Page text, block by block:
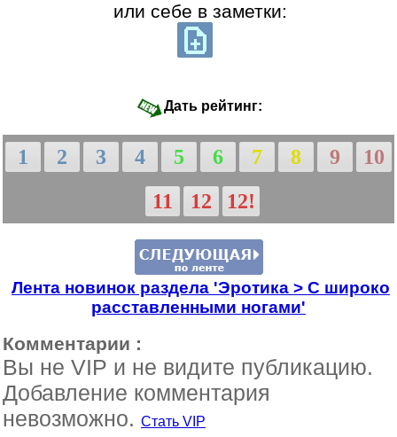
или себе в заметки:
Дать рейтинг:
1 2 3 4 5 6 7 8 9
10
11
12 12!
Лента новинок раздела 'Эротика > С широко
расставленными ногами'
Комментарии :
Вы не VIP и не видите публикацию.
Добавление комментария
невозможно. Стать VIP